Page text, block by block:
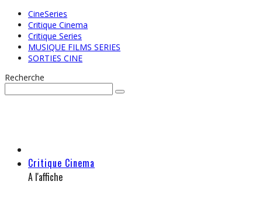
CineSeries
Critique Cinema
Critique Series
MUSIQUE FILMS SERIES
SORTIES CINE
Recherche
Critique Cinema
A l'affiche